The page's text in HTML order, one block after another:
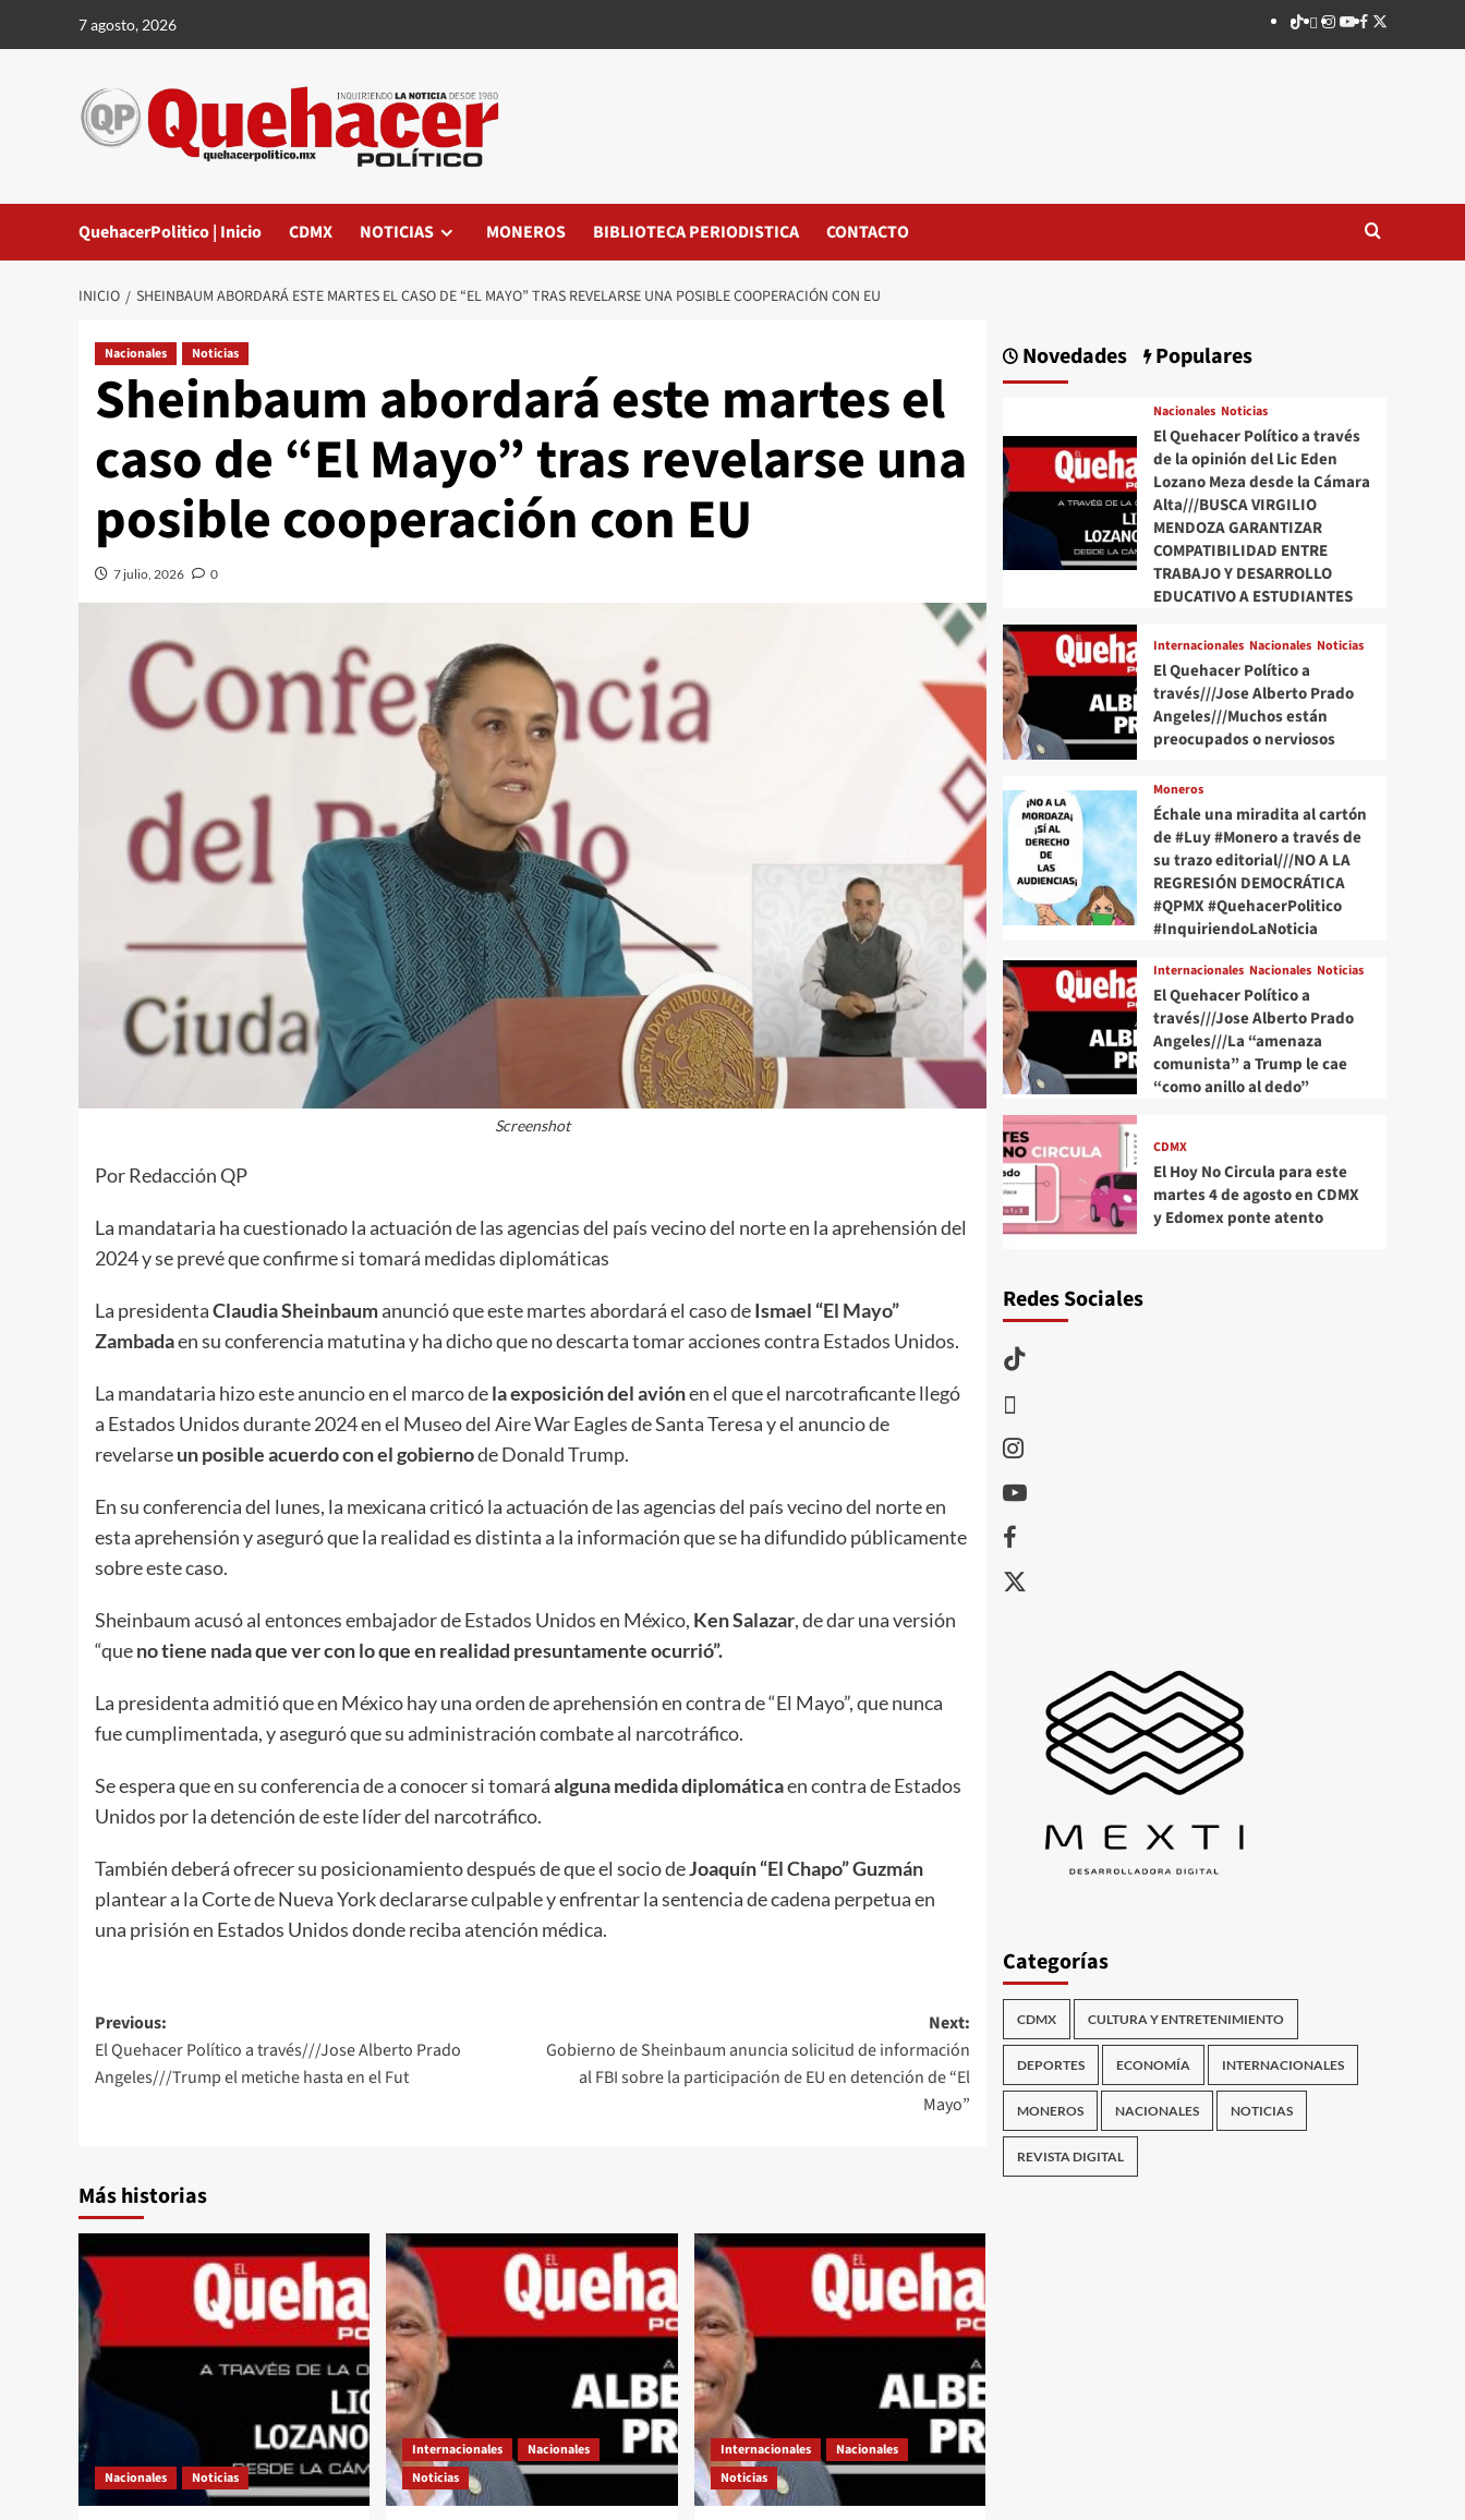
7 agosto, 2026 TikTok
threads
Instagram
Youtube
Facebook
X
QuehacerPolitico | Inicio CDMX NOTICIAS MONEROS BIBLIOTECA PERIODISTICA CONTACTO
INICIO SHEINBAUM ABORDARÁ ESTE MARTES EL CASO DE “EL MAYO” TRAS REVELARSE UNA POSIBLE COOPERACIÓN CON EU
Nacionales Noticias
Sheinbaum abordará este martes el
caso de “El Mayo” tras revelarse una
posible cooperación con EU
7 julio, 2026 0
Screenshot
Por Redacción QP
La mandataria ha cuestionado la actuación de las agencias del país vecino del norte en la aprehensión del
2024 y se prevé que confirme si tomará medidas diplomáticas
La presidentaClaudia Sheinbaumanunció que este martes abordará el caso deIsmael “El Mayo”
Zambadaen su conferencia matutina y ha dicho que no descarta tomar acciones contra Estados Unidos.
La mandataria hizo este anuncio en el marco dela exposición del aviónen el que el narcotraficante llegó
a Estados Unidos durante 2024 en el Museo del Aire War Eagles de Santa Teresa y el anuncio de
revelarseun posible acuerdo con el gobiernode Donald Trump.
En su conferencia del lunes, la mexicana criticó la actuación de las agencias del país vecino del norte en
esta aprehensión y aseguró que la realidad es distinta a la información que se ha difundido públicamente
sobre este caso.
Sheinbaum acusó al entonces embajador de Estados Unidos en México, Ken Salazar, de dar una versión
“queno tiene nada que ver con lo que en realidad presuntamente ocurrió”.
La presidenta admitió que en México hay una orden de aprehensión en contra de “El Mayo”, que nunca
fue cumplimentada, y aseguró que su administración combate al narcotráfico.
Se espera que en su conferencia de a conocer si tomaráalguna medida diplomáticaen contra de Estados
Unidos por la detención de este líder del narcotráfico.
También deberá ofrecer su posicionamiento después de que el socio deJoaquín “El Chapo” Guzmán
plantear a la Corte de Nueva York declararse culpable y enfrentar la sentencia de cadena perpetua en
una prisión en Estados Unidos donde reciba atención médica.
Post
navigation
Previous:
El Quehacer Político a través///Jose Alberto Prado
Angeles///Trump el metiche hasta en el Fut
Next:
Gobierno de Sheinbaum anuncia solicitud de información
al FBI sobre la participación de EU en detención de “El
Mayo”
Más historias
Nacionales Noticias
Internacionales
Nacionales
Noticias
Internacionales
Nacionales
Noticias
Novedades Populares
Nacionales Noticias
El Quehacer Político a través
de la opinión del Lic Eden
Lozano Meza desde la Cámara
Alta///BUSCA VIRGILIO
MENDOZA GARANTIZAR
COMPATIBILIDAD ENTRE
TRABAJO Y DESARROLLO
EDUCATIVO A ESTUDIANTES
Internacionales Nacionales Noticias
El Quehacer Político a
través///Jose Alberto Prado
Angeles///Muchos están
preocupados o nerviosos
Moneros
Échale una miradita al cartón
de #Luy #Monero a través de
su trazo editorial///NO A LA
REGRESIÓN DEMOCRÁTICA
#QPMX #QuehacerPolitico
#InquiriendoLaNoticia
Internacionales Nacionales Noticias
El Quehacer Político a
través///Jose Alberto Prado
Angeles///La “amenaza
comunista” a Trump le cae
“como anillo al dedo”
CDMX
El Hoy No Circula para este
martes 4 de agosto en CDMX
y Edomex ponte atento
Redes Sociales
TikTok
Instagram
Youtube
Facebook
X
Categorías
CDMX CULTURA Y ENTRETENIMIENTO
DEPORTES ECONOMÍA INTERNACIONALES
MONEROS NACIONALES NOTICIAS
REVISTA DIGITAL